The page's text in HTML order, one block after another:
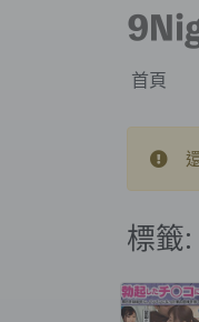
首頁
標籤: